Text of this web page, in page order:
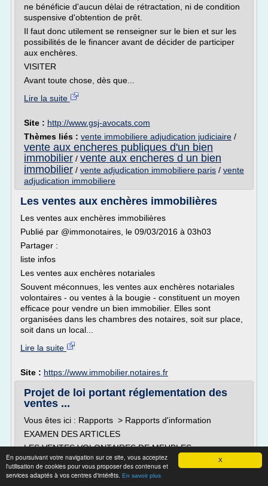
X
En poursuivant votre navigation sur ce site, vous acceptez
l'utilisation de cookies pour vous proposer des contenus et
services adaptés à vos centres d'intérêts. En savoir plus
ne bénéficie d'aucun dèlai de rétractation, ni de condition
suspensive d'obtention de prêt.
Il faut donc utilement se renseigner sur le bien et sur les
possibilités de le financer avant de décider de participer
aux enchères.
VISITER
Avant toute chose, dès que...
Lire la suite
Site : http://www.gsj-avocats.com
Thèmes liés : vente immobiliere adjudication judiciaire /
vente aux encheres publiques d'un bien
immobilier / vente aux encheres d un bien
immobilier / vente adjudication immobiliere paris / vente
adjudication immobiliere
Les ventes aux enchères immobilières
Les ventes aux enchères immobilières
Publié par @immonotaires, le 09/03/2016 à 03h03
Partager :
liste infos
Les ventes aux enchères notariales
Souvent méconnues, les ventes aux enchères notariales
volontaires - ou ventes à la bougie - constituent un moyen
efficace pour vendre un bien immobilier. Elles sont
organisées dans les chambres des notaires, soit sur place,
soit dans un local...
Lire la suite
Site : https://www.immobilier.notaires.fr
Projet de loi portant réglementation des
ventes ...
Vous êtes ici : Rapports > Rapports d'information
EXAMEN DES ARTICLES
LES VENTES VOLONTAIRES DE MEUBLES
AUX ENCHÈRES PUBLIQUES
Définition des biens susceptibles d'être vendus